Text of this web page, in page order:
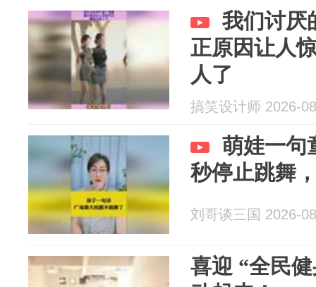
我们讨厌
正原因让人
人了
搞笑设计师 2026-
萌娃一句
秒停止跳舞
刘哥谈三国 2026-
喜迎 “全民